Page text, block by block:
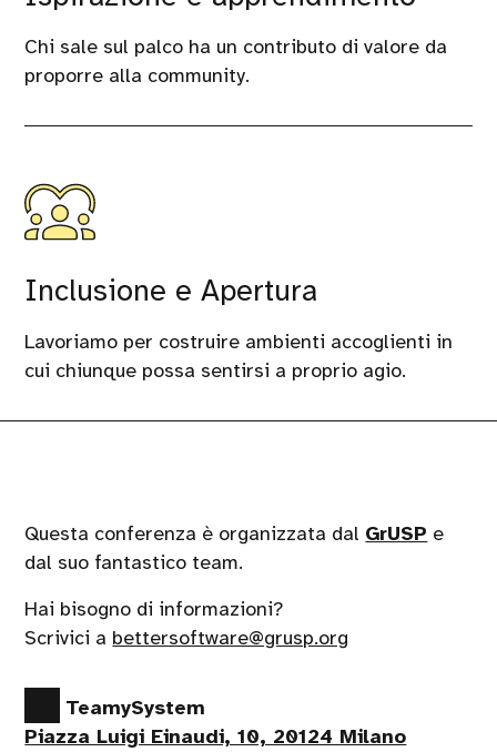
Chi sale sul palco ha un contributo di valore da
proporre alla community.
Inclusione e Apertura
Lavoriamo per costruire ambienti accoglienti in
cui chiunque possa sentirsi a proprio agio.
Questa conferenza è organizzata dal GrUSP e
dal suo fantastico team.
Hai bisogno di informazioni?
Scrivici a bettersoftware@grusp.org
TeamySystem
Piazza Luigi Einaudi, 10, 20124 Milano